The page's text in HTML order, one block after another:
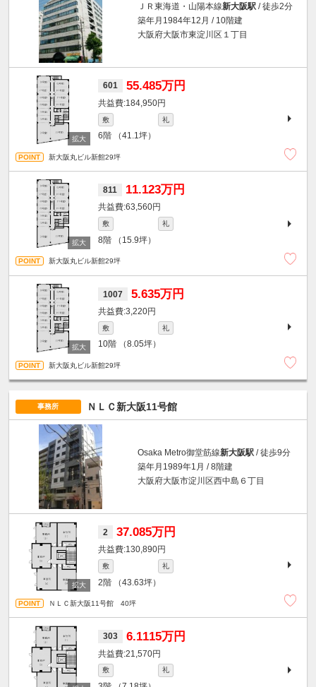
ＪＲ東海道・山陽本線新大阪駅 / 徒歩2分
築年月1984年12月 / 10階建
大阪府大阪市東淀川区１丁目
601 55.485万円
184,950円
敷 礼
6階 （41.1坪）
新大阪丸ビル新館29坪
811 11.123万円
63,560円
敷 礼
8階 （15.9坪）
新大阪丸ビル新館29坪
1007 5.635万円
3,220円
敷 礼
10階 （8.05坪）
新大阪丸ビル新館29坪
事務所 ＮＬＣ新大阪11号館
Osaka Metro御堂筋線新大阪駅 / 徒歩9分
築年月1989年1月 / 8階建
大阪府大阪市淀川区西中島６丁目
2 37.085万円
130,890円
敷 礼
2階 （43.63坪）
ＮＬＣ新大阪11号館 40坪
303 6.1115万円
21,570円
敷 礼